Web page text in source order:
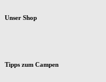
Unser Shop
Tipps zum Campen